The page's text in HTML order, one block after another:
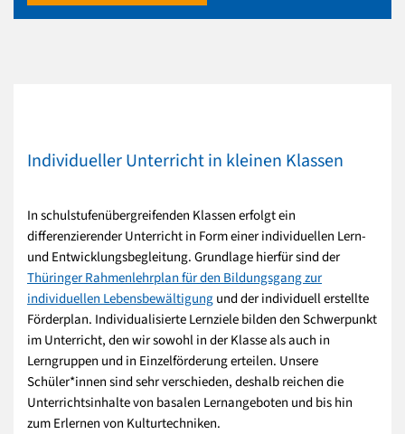
Individueller Unterricht in kleinen Klassen
In schulstufenübergreifenden Klassen erfolgt ein
differenzierender Unterricht in Form einer individuellen Lern-
und Entwicklungsbegleitung. Grundlage hierfür sind der
Thüringer Rahmenlehrplan für den Bildungsgang zur
individuellen Lebensbewältigungund der individuell erstellte
Förderplan. Individualisierte Lernziele bilden den Schwerpunkt
im Unterricht, den wir sowohl in der Klasse als auch in
Lerngruppen und in Einzelförderung erteilen. Unsere
Schüler*innen sind sehr verschieden, deshalb reichen die
Unterrichtsinhalte von basalen Lernangeboten und bis hin
zum Erlernen von Kulturtechniken.